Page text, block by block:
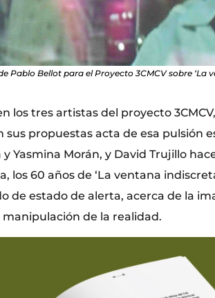
Pablo Bellot para el Proyecto 3CMCV sobre ‘La
los tres artistas del proyecto
sus propuestas acta de esa pulsión
y Yasmina Morán, y David Trujillo
los 60 años de ‘La ventana
de estado de alerta, acerca de la
manipulación de la realidad.